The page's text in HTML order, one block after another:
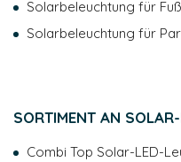
Solarbeleuchtung für
Solarbeleuchtung für
SORTIMENT AN
Combi Top Solar-LED-